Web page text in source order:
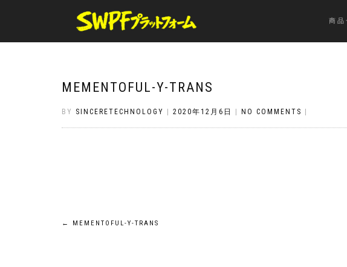
商品
MEMENTOFUL-Y-TRANS
BY SINCERETECHNOLOGY 2020年12月6日 NO COMMENTS
投
← MEMENTOFUL-Y-TRANS